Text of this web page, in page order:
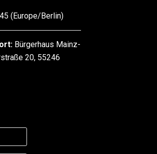
(Europe/Berlin)
Bürgerhaus Mainz-
20, 55246